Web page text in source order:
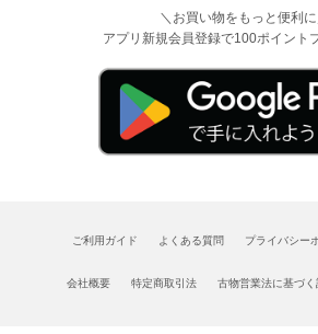
＼お買い物をもっと便利に
アプリ新規会員登録で100ポイント
ご利用ガイド よくある質問 プライバシー
会社概要 特定商取引法 古物営業法に基づく